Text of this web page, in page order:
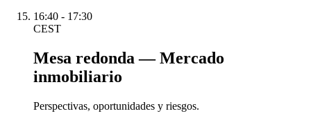
16:40 - 17:30
CEST
Mesa redonda — Mercado
inmobiliario
Perspectivas, oportunidades y riesgos.